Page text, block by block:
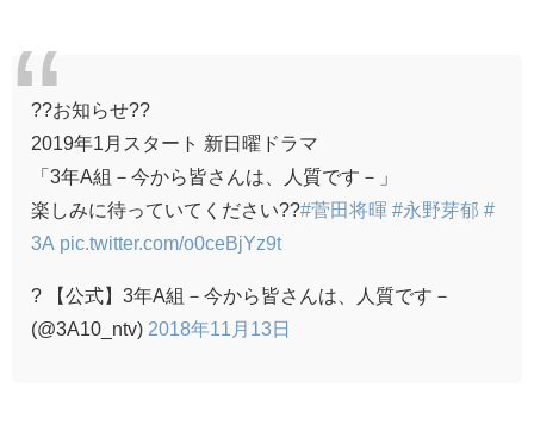
??お知らせ??
2019年1月スタート 新日曜ドラマ
「3年A組－今から皆さんは、人質です－」
楽しみに待っていてください??#菅田将暉 #永野芽郁 #
3A pic.twitter.com/o0ceBjYz9t
? 【公式】3年A組－今から皆さんは、人質です－
(@3A10_ntv) 2018年11月13日